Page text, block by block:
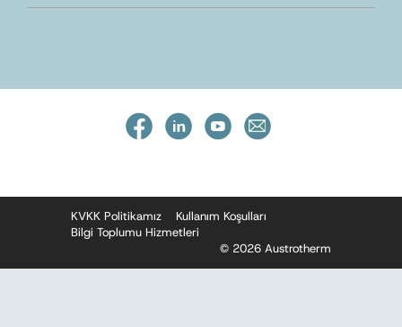
KVKK Politikamız
Kullanım Koşulları
Bilgi Toplumu Hizmetleri
© 2026 Austrotherm